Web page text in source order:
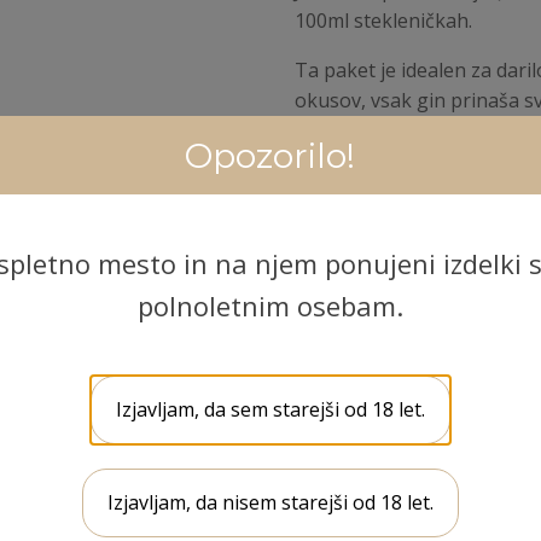
Opozorilo!
mesto in na njem ponujeni izdelki
polnoletnim osebam.
Izjavljam, da sem starejši od 18 let.
Izjavljam, da nisem starejši od 18 let.
100ml stekleničkah.
Ta paket je idealen za
okusov, vsak gin prinaša
Paket vključuje:
J3GIN Azure 100ml
J3GIN Amber 100ml
Zanjo
Kategorija: Darila
tri različne okuse gina, ki so pakirani v privlačnih 100ml
in J3GIN Amber z dodatkom pasijonke.